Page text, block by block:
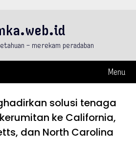
– merekam peradaban
Menu
solusi tenaga
ke California,
dan North Carolina